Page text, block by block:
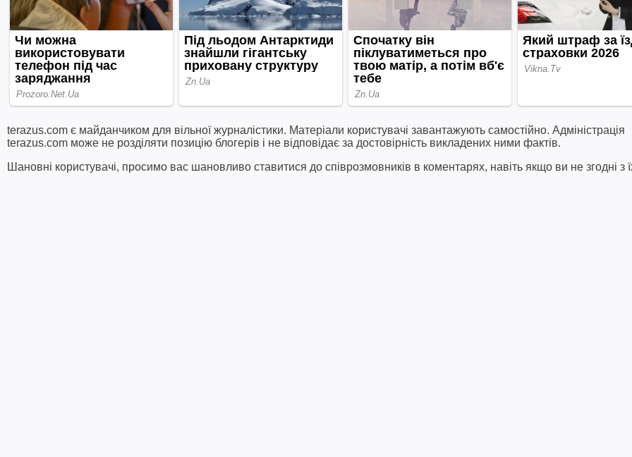
terazus.com є майданчиком для вільної журналістики. Матеріали користувачі завантажують самостійно. Адміністрація
terazus.com може не розділяти позицію блогерів і не відповідає за достовірність викладених ними фактів.
Шановні користувачі, просимо вас шановливо ставитися до співрозмовників в коментарях, навіть якщо ви не згодні з